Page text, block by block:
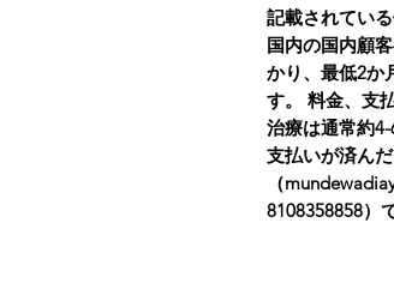
記載されてい
国内の国内顧
かり、最低2か
す。 料金、支
治療は通常約4-
支払いが済ん
（
8108358858）